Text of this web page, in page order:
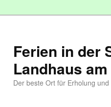
Ferien in der
Landhaus
Der beste Ort für Erholung